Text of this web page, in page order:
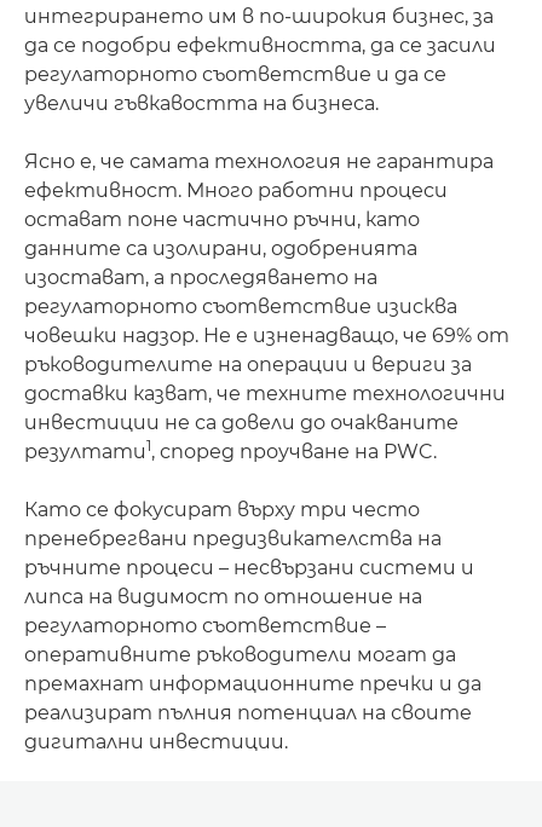
интегрирането им в по-широкия бизнес, за
да се подобри ефективността, да се засили
регулаторното съответствие и да се
увеличи гъвкавостта на бизнеса.
Ясно е, че самата технология не гарантира
ефективност. Много работни процеси
остават поне частично ръчни, като
данните са изолирани, одобренията
изостават, а проследяването на
регулаторното съответствие изисква
човешки надзор. Не е изненадващо, че 69% от
ръководителите на операции и вериги за
доставки казват, че техните технологични
инвестиции не са довели до очакваните
резултати1, според проучване на PWC.
Като се фокусират върху три често
пренебрегвани предизвикателства на
ръчните процеси – несвързани системи и
липса на видимост по отношение на
регулаторното съответствие –
оперативните ръководители могат да
премахнат информационните пречки и да
реализират пълния потенциал на своите
дигитални инвестиции.